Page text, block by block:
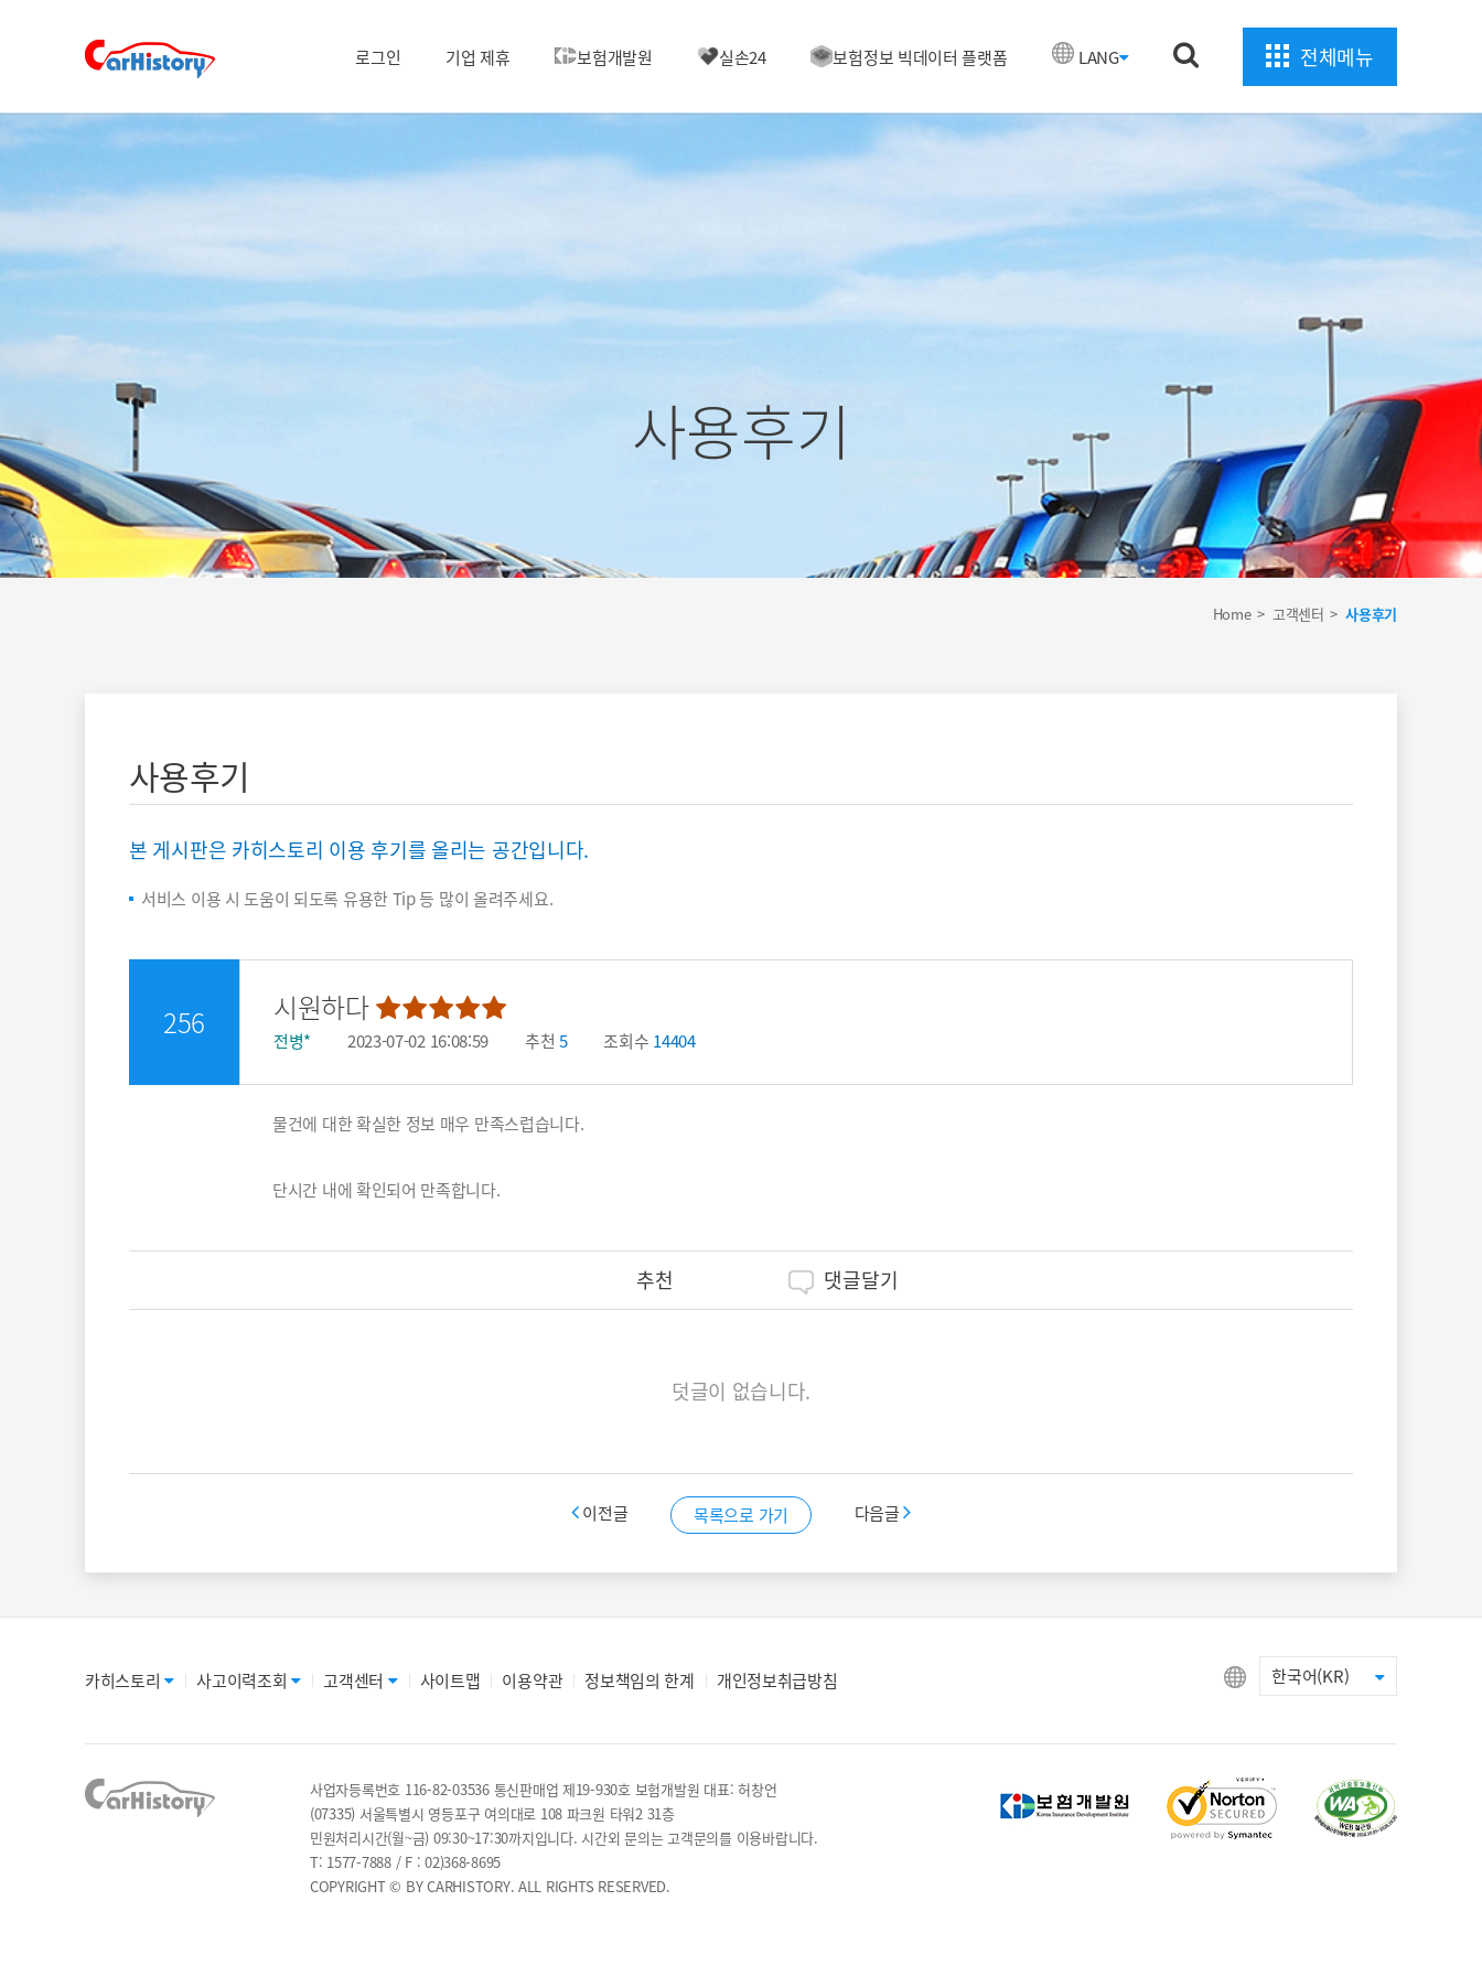
로그인 기업 제휴 보험개발원 실손24 보험정보 빅데이터 플랫폼 LANG 전체메뉴
사용후기
Home 고객센터 사용후기
사용후기
본 게시판은 카히스토리 이용 후기를 올리는 공간입니다.
서비스 이용 시 도움이 되도록 유용한 Tip 등 많이 올려주세요.
256 시원하다
전병* 2023-07-02 16:08:59 추천 5 조회수 14404
물건에 대한 확실한 정보 매우 만족스럽습니다.
단시간 내에 확인되어 만족합니다.
추천 댓글달기
덧글이 없습니다.
이전글 목록으로 가기 다음글
카히스토리 사고이력조회 고객센터 사이트맵 이용약관 정보책임의 한계 개인정보취급방침 한국어(KR)
사업자등록번호 116-82-03536 통신판매업 제19-930호 보험개발원 대표: 허창언
(07335) 서울특별시 영등포구 여의대로 108 파크원 타워2 31층
민원처리시간(월~금) 09:30~17:30까지입니다. 시간외 문의는 고객문의를 이용바랍니다.
T: 1577-7888 / F : 02)368-8695
COPYRIGHT © BY CARHISTORY. ALL RIGHTS RESERVED.